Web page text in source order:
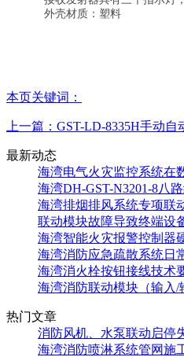
外壳材质：塑料
本页关键词：
上一篇： GST-LD-8335H手动自
最新动态
海湾电气火灾监控系统在
海湾DH-GST-N3201-8八
海湾排烟排风系统专项联
联动模块故障导致终端设
海湾智能火灾报警控制器
海湾消防应急疏散系统日
海湾消火栓按钮接线技术
海湾消防联动模块（输入
热门文章
消防风机、水泵联动启停
海湾消防喷淋系统管网施